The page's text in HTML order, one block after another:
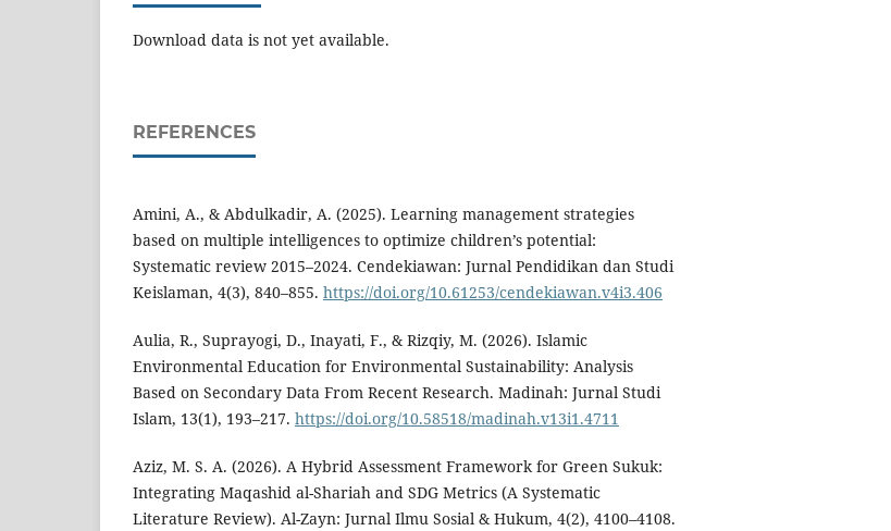
Download data is not yet available.
REFERENCES
Amini, A., & Abdulkadir, A. (2025). Learning management strategies
based on multiple intelligences to optimize children’s potential:
Systematic review 2015–2024. Cendekiawan: Jurnal Pendidikan dan Studi
Keislaman, 4(3), 840–855. https://doi.org/10.61253/cendekiawan.v4i3.406
Aulia, R., Suprayogi, D., Inayati, F., & Rizqiy, M. (2026). Islamic
Environmental Education for Environmental Sustainability: Analysis
Based on Secondary Data From Recent Research. Madinah: Jurnal Studi
Islam, 13(1), 193–217. https://doi.org/10.58518/madinah.v13i1.4711
Aziz, M. S. A. (2026). A Hybrid Assessment Framework for Green Sukuk:
Integrating Maqashid al-Shariah and SDG Metrics (A Systematic
Literature Review). Al-Zayn: Jurnal Ilmu Sosial & Hukum, 4(2), 4100–4108.